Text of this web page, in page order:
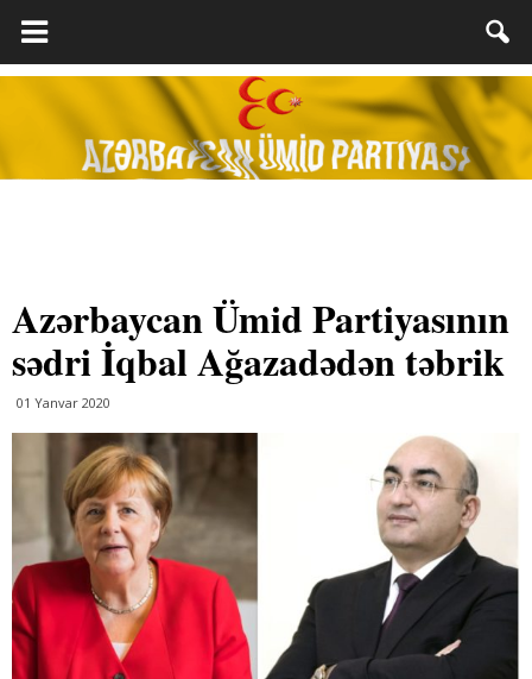
Azərbaycan Ümid Partiyasının
sədri İqbal Ağazadədən təbrik
01 Yanvar 2020